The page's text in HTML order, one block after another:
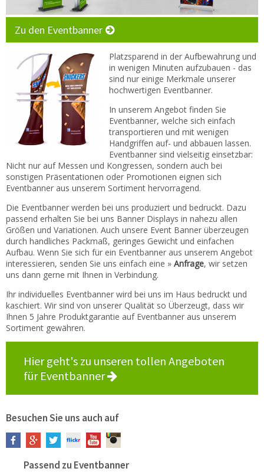
Kontakt
Zu den Eventbanner
Platzsparend in der Aufbewahrung und
in wenigen Minuten aufzubauen - das
sind nur einige Merkmale unserer
hochwertigen Eventbanner.
In unserem Angebot finden Sie
Eventbanner, welche sich einfach
transportieren und mit wenigen
Handgriffen auf- und abbauen lassen.
Eventbanner sind vielseitig einsetzbar:
Nicht nur auf Messen und Kongressen, sondern auch bei
sonstigen Präsentationen oder Promotionen eignen sich
Eventbanner aus unserem Sortiment hervorragend.
Die Eventbanner werden bei uns produziert und bedruckt. Dazu
passend erhalten Sie bei uns Banner Displays in nahezu allen
Größen und Variationen. Auch unsere Event Banner überzeugen
durch handliches Packmaß, geringes Gewicht und einfachen
Aufbau. Wenn Sie sich für ein Eventbanner aus unserem Angebot
interessieren, senden Sie uns einfach eine » Anfrage, wir setzen
uns dann gerne mit Ihnen in Verbindung.
Ihr individuelles Eventbanner wird bei uns im Haus bedruckt und
kaschiert. Wir sind von unserer Qualität so Überzeugt, dass wir
Ihnen 5 Jahre Produktgarantie auf Eventbanner aus unserem
Sortiment gewähren.
Hier geht's zu unseren tollen Angeboten
für Eventbanner
Besuchen Sie uns auch auf
Passend zu Eventbanner